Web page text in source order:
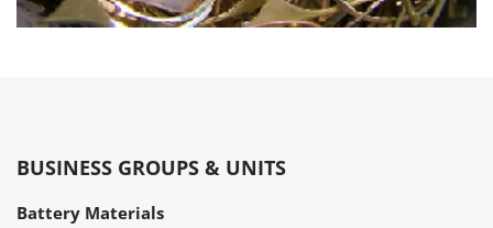
BUSINESS GROUPS & UNITS
Battery Materials